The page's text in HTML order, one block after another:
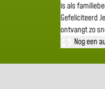
is als
Gefeliciteerd
ontvangt zo
Nog een